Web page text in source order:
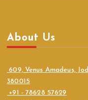
About Us
609, Venus Amadeus,
380015
+91 - 78628 57629